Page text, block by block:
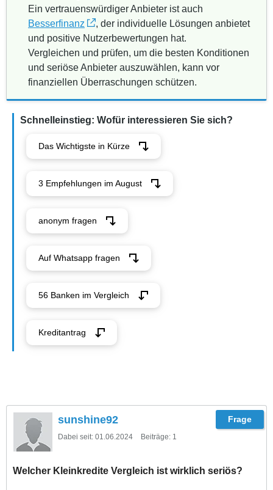
Ein vertrauenswürdiger Anbieter ist auch
Besserfinanz
, der individuelle Lösungen anbietet
und positive Nutzerbewertungen hat.
Vergleichen und prüfen, um die besten Konditionen
und seriöse Anbieter auszuwählen, kann vor
finanziellen Überraschungen schützen.
Schnelleinstieg: Wofür interessieren Sie sich?
Das Wichtigste in Kürze
3 Empfehlungen im August
anonym fragen
Auf Whatsapp fragen
56 Banken im Vergleich
Kreditantrag
sunshine92
Dabei seit: 01.06.2024 Beiträge: 1
Welcher Kleinkredite Vergleich ist wirklich seriös?